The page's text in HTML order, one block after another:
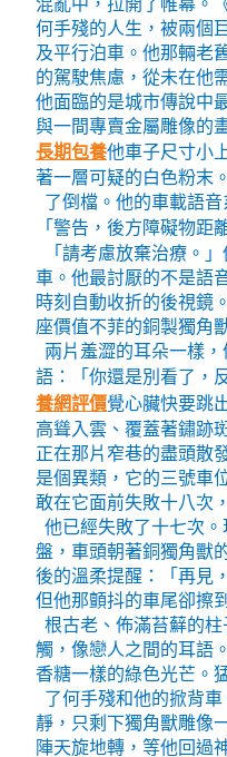
何手殘的人生，被兩個
及平行泊車。他那輛老
的駕駛焦慮，從未在他
他面臨的是城市傳說中
與一間專賣金屬雕像的
長期包養他車子尺寸小
著一層可疑的白色粉末
了倒檔。他的車載語
「警告，後方障礙物距
「請考慮放棄治療。
車。他最討厭的不是語
時刻自動收折的後視鏡
座價值不菲的銅製獨角
兩片羞澀的耳朵一樣
語：「你還是別看了，
養網評價覺心臟快要跳
高聳入雲、覆蓋著鏽跡
正在那片窄巷的盡頭散
是個異類，它的三號車
敢在它面前失敗十八次
他已經失敗了十七次
盤，車頭朝著銅獨角獸
後的溫柔提醒：「再見
但他那顫抖的車尾卻擦
根古老、佈滿苔蘚的
觸，像戀人之間的耳語
香糖一樣的綠色光芒。
了何手殘和他的掀背
靜，只剩下獨角獸雕像
陣天旋地轉，等他回過